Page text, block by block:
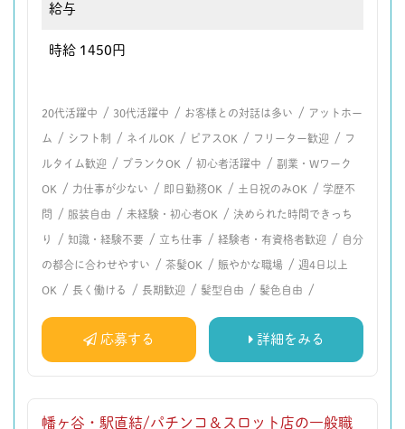
給与
時給 1450円
20代活躍中 / 30代活躍中 / お客様との対話は多い / アットホー
ム / シフト制 / ネイルOK / ピアスOK / フリーター歓迎 / フ
ルタイム歓迎 / ブランクOK / 初心者活躍中 / 副業・Wワーク
OK / 力仕事が少ない / 即日勤務OK / 土日祝のみOK / 学歴不
問 / 服装自由 / 未経験・初心者OK / 決められた時間できっち
り / 知識・経験不要 / 立ち仕事 / 経験者・有資格者歓迎 / 自分
の都合に合わせやすい / 茶髪OK / 賑やかな職場 / 週4日以上
OK / 長く働ける / 長期歓迎 / 髪型自由 / 髪色自由 /
応募する 詳細をみる
幡ヶ谷・駅直結/パチンコ＆スロット店の一般職